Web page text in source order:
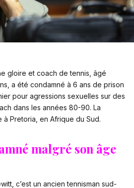
gloire et coach de tennis, âgé
a été condamné à 6 ans de prison
pour agressions sexuelles sur des
dans les années 80-90. La
Pretoria, en Afrique du Sud.
malgré son âge
c’est un ancien tennisman sud-